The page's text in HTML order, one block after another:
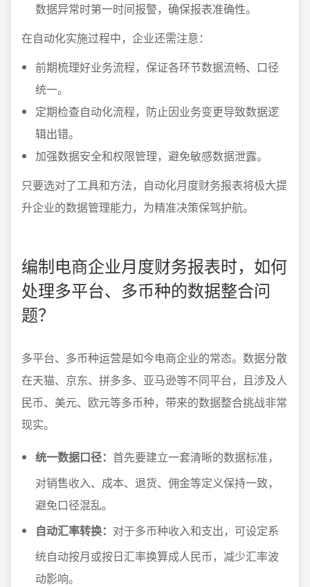
数据异常时第一时间报警，确保报表准确性。
在自动化实施过程中，企业还需注意：
前期梳理好业务流程，保证各环节数据流畅、口径
统一。
定期检查自动化流程，防止因业务变更导致数据逻
辑出错。
加强数据安全和权限管理，避免敏感数据泄露。
只要选对了工具和方法，自动化月度财务报表将极大提
升企业的数据管理能力，为精准决策保驾护航。
编制电商企业月度财务报表时，如何
处理多平台、多币种的数据整合问
题？
多平台、多币种运营是如今电商企业的常态。数据分散
在天猫、京东、拼多多、亚马逊等不同平台，且涉及人
民币、美元、欧元等多币种，带来的数据整合挑战非常
现实。
统一数据口径： 首先要建立一套清晰的数据标准，
对销售收入、成本、退货、佣金等定义保持一致，
避免口径混乱。
自动汇率转换： 对于多币种收入和支出，可设定系
统自动按月或按日汇率换算成人民币，减少汇率波
动影响。